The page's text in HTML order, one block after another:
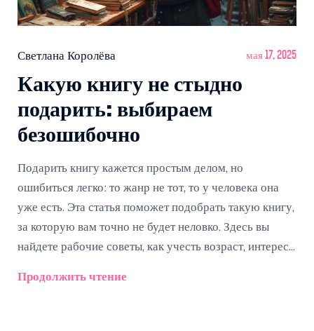
Светлана Королёва мая 17, 2025
Какую книгу не стыдно
подарить: выбираем
безошибочно
Подарить книгу кажется простым делом, но
ошибиться легко: то жанр не тот, то у человека она
уже есть. Эта статья поможет подобрать такую книгу,
за которую вам точно не будет неловко. Здесь вы
найдете рабочие советы, как учесть возраст, интересы
беспроигрышных вариантов и подскажем, чего
Продолжить чтение